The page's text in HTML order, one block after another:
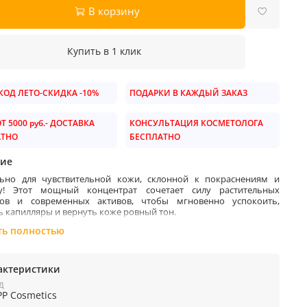
В корзину
Купить в 1 клик
ЛЕТО-СКИДКА -10% ПОДАРКИ В КАЖДЫЙ ЗАКАЗ
5000 руб.- ДОСТАВКА
КОНСУЛЬТАЦИЯ КОСМЕТОЛОГА
БЕСПЛАТНО
для чувствительной кожи, склонной к покраснениям и
Этот мощный концентрат сочетает силу растительных
и современных активов, чтобы мгновенно успокоить,
капилляры и вернуть коже ровный тон.
ингредиенты:
уменьшает сосудистые «звездочки».
азиатская (
снимает покраснения и стимулирует регенерацию.
конского каштана): укрепляет сосудистые стенки,
полностью
Cosmetics